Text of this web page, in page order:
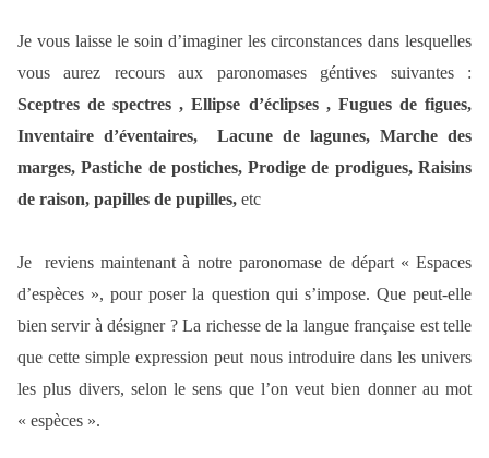
Je vous laisse le soin d’imaginer les circonstances dans lesquelles
vous aurez recours aux paronomases géntives suivantes :
Sceptres de spectres , Ellipse d’éclipses , Fugues de figues,
Inventaire d’éventaires, Lacune de lagunes, Marche des
marges, Pastiche de postiches, Prodige de prodigues, Raisins
de raison, papilles de pupilles, etc
Je reviens maintenant à notre paronomase de départ « Espaces
d’espèces », pour poser la question qui s’impose. Que peut-elle
bien servir à désigner ? La richesse de la langue française est telle
que cette simple expression peut nous introduire dans les univers
les plus divers, selon le sens que l’on veut bien donner au mot
« espèces ».